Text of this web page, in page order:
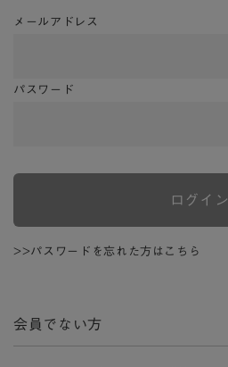
メールアドレス
パスワード
ログイン
>>パスワードを忘れた方はこちら
会員でない方